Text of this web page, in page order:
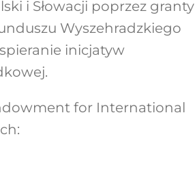
i Słowacji poprzez granty
Wyszehradzkiego
inicjatyw
for International